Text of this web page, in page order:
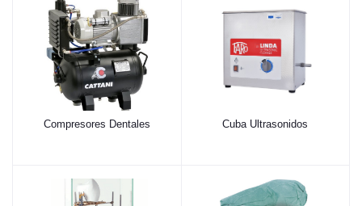
Compresores Dentales Cuba Ultrasonidos